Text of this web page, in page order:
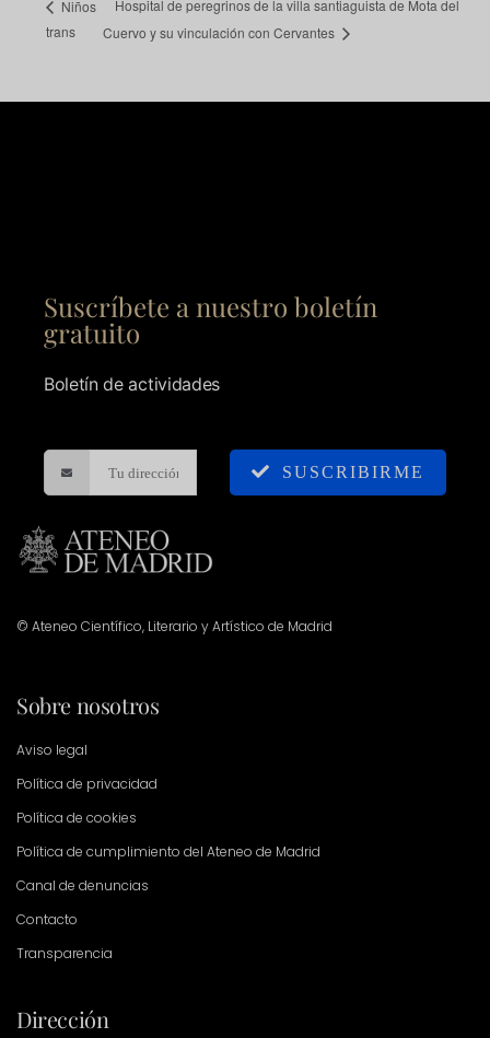
Niños
trans
Hospital de peregrinos de la villa santiaguista de Mota del
Cuervo y su vinculación con Cervantes
Suscríbete a nuestro boletín
gratuito
Boletín de actividades
SUSCRIBIRME
© Ateneo Científico, Literario y Artístico de Madrid
Sobre nosotros
Aviso legal
Política de privacidad
Política de cookies
Política de cumplimiento del Ateneo de Madrid
Canal de denuncias
Contacto
Transparencia
Dirección